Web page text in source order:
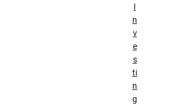
I
n
v
e
s
ti
n
g